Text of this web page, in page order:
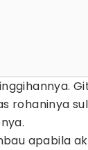
rohaninya
apabila